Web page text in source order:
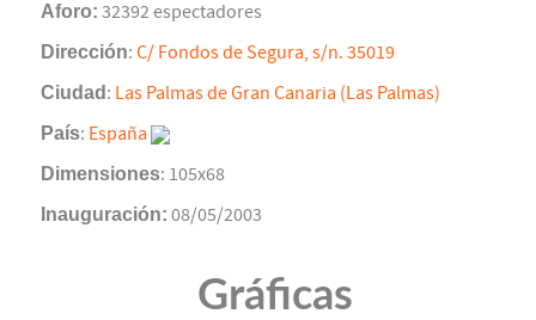
Aforo: 32392 espectadores
Dirección: C/ Fondos de Segura, s/n. 35019
Ciudad : Las Palmas de Gran Canaria (Las Palmas)
País: España
Dimensiones: 105x68
Inauguración: 08/05/2003
Gráficas